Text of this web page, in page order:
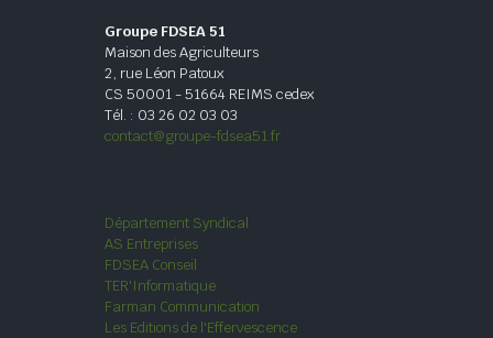
Groupe FDSEA 51
Maison des Agriculteurs
2, rue Léon Patoux
CS 50001 - 51664 REIMS cedex
Tél. : 03 26 02 03 03
contact@groupe-fdsea51.fr
Département Syndical
AS Entreprises
FDSEA Conseil
TER'Informatique
Farman Communication
Les Editions de l'Effervescence